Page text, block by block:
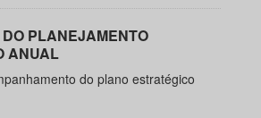
PLANEJAMENTO
ANUAL
do plano estratégico